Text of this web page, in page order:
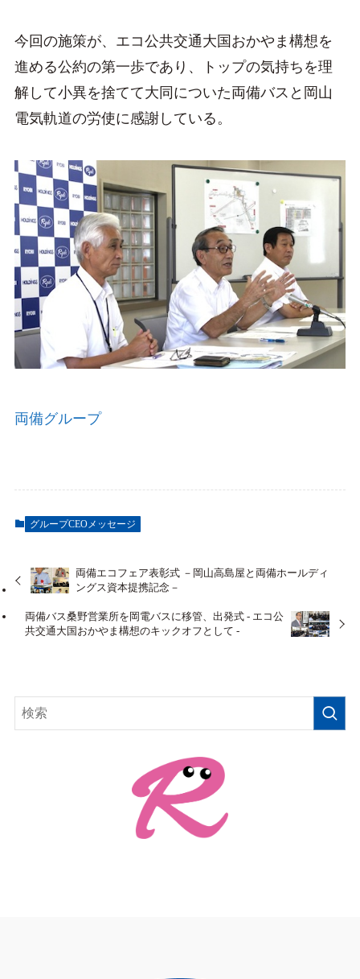
今回の施策が、エコ公共交通大国おかやま構想を
進める公約の第一歩であり、トップの気持ちを理
解して小異を捨てて大同についた両備バスと岡山
電気軌道の労使に感謝している。
両備グループ
グループCEOメッセージ
両備エコフェア表彰式 －岡山高島屋と両備ホールディ
ングス資本提携記念－
両備バス桑野営業所を岡電バスに移管、出発式 - エコ公
共交通大国おかやま構想のキックオフとして -